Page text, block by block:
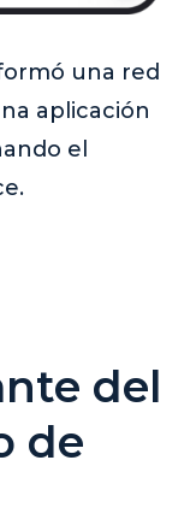
una red
aplicación
el
del
de